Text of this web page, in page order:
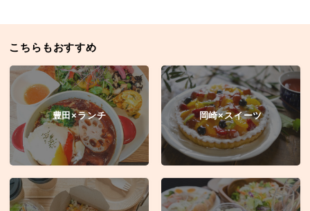
こちらもおすすめ
豊田×ランチ 岡崎×スイーツ